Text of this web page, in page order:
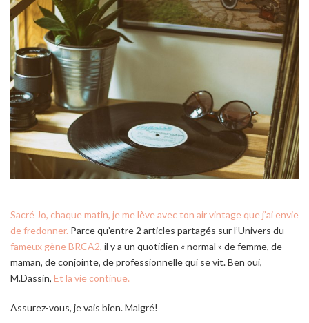
Sacré Jo, chaque matin, je me lève avec ton air vintage que j’ai envie
de fredonner. Parce qu’entre 2 articles partagés sur l’Univers du
fameux gène BRCA2, il y a un quotidien « normal » de femme, de
maman, de conjointe, de professionnelle qui se vit. Ben oui,
M.Dassin, Et la vie continue.
Assurez-vous, je vais bien. Malgré!